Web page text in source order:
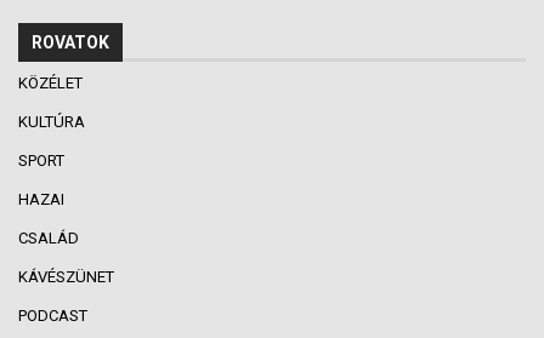
ROVATOK
KÖZÉLET
KULTÚRA
SPORT
HAZAI
CSALÁD
KÁVÉSZÜNET
PODCAST